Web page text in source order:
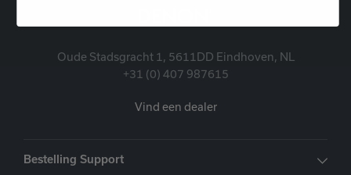
Oude Stadsgracht 1, 5611DD Eindhoven, NL
+31 (0) 407 987615
Vind een dealer
Bestelling Support